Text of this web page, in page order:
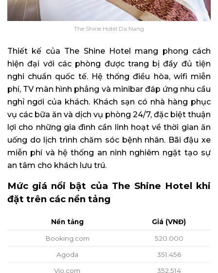
The Shine Hotel Da Nang
Thiết kế của The Shine Hotel mang phong cách
hiện đại với các phòng được trang bị đầy đủ tiện
nghi chuẩn quốc tế. Hệ thống điều hòa, wifi miễn
phí, TV màn hình phẳng và minibar đáp ứng nhu cầu
nghỉ ngơi của khách. Khách sạn có nhà hàng phục
vụ các bữa ăn và dịch vụ phòng 24/7, đặc biệt thuận
lợi cho những gia đình cần linh hoạt về thời gian ăn
uống do lịch trình chăm sóc bệnh nhân. Bãi đậu xe
miễn phí và hệ thống an ninh nghiêm ngặt tạo sự
an tâm cho khách lưu trú.
Mức giá nổi bật của The Shine Hotel khi
đặt trên các nền tảng
Nền tảng Giá (VNĐ)
Booking.com 520.000
Agoda 351.456
Vio.com 352.514